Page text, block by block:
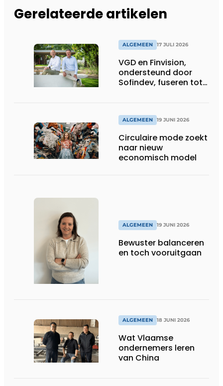
Gerelateerde artikelen
ALGEMEEN 17 JULI 2026
VGD en Finvision,
ondersteund door
Sofindev, fuseren tot
ALGEMEEN 19 JUNI 2026
Circulaire mode zoekt
naar nieuw
economisch model
ALGEMEEN 19 JUNI 2026
Bewuster balanceren
en toch vooruitgaan
ALGEMEEN 18 JUNI 2026
Wat Vlaamse
ondernemers leren
van China